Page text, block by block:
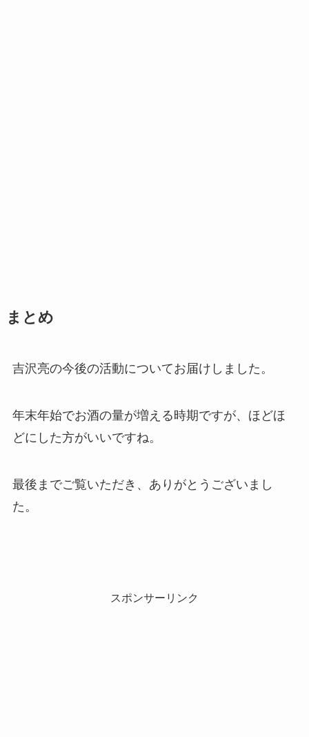
まとめ
吉沢亮の今後の活動についてお届けしました。
年末年始でお酒の量が増える時期ですが、ほどほ
どにした方がいいですね。
最後までご覧いただき、ありがとうございまし
た。
スポンサーリンク